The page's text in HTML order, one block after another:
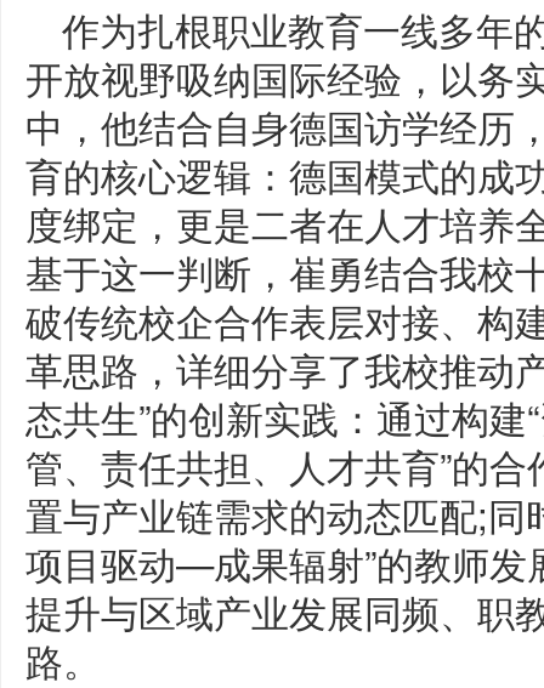
作为扎根职业教育一线多年
开放视野吸纳国际经验，以务
中，他结合自身德国访学经历
育的核心逻辑：德国模式的成
度绑定，更是二者在人才培养
基于这一判断，崔勇结合我校
破传统校企合作表层对接、构
革思路，详细分享了我校推动
态共生”的创新实践：通过构
管、责任共担、人才共育”的
置与产业链需求的动态匹配;
项目驱动—成果辐射”的教师
提升与区域产业发展同频、职
路。